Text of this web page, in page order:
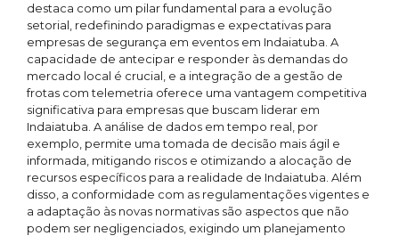
destaca como um pilar fundamental para a evolução
setorial, redefinindo paradigmas e expectativas para
empresas de segurança em eventos em Indaiatuba. A
capacidade de antecipar e responder às demandas do
mercado local é crucial, e a integração de a gestão de
frotas com telemetria oferece uma vantagem competitiva
significativa para empresas que buscam liderar em
Indaiatuba. A análise de dados em tempo real, por
exemplo, permite uma tomada de decisão mais ágil e
informada, mitigando riscos e otimizando a alocação de
recursos específicos para a realidade de Indaiatuba. Além
disso, a conformidade com as regulamentações vigentes e
a adaptação às novas normativas são aspectos que não
podem ser negligenciados, exigindo um planejamento